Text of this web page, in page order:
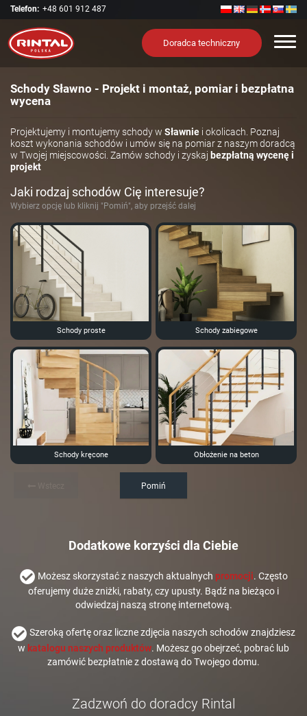
Telefon: +48 601 912 487
Doradca techniczny
Schody Sławno - Projekt i montaż, pomiar i bezpłatna
wycena
Projektujemy i montujemy schody w Sławnie i okolicach. Poznaj
koszt wykonania schodów i umów się na pomiar z naszym doradcą
w Twojej miejscowości. Zamów schody i zyskaj bezpłatną wycenę i
projekt
Jaki rodzaj schodów Cię interesuje?
Wybierz opcję lub kliknij "Pomiń", aby przejść dalej
Schody proste Schody zabiegowe
Schody kręcone Obłożenie na beton
Pomiń
Dodatkowe korzyści dla Ciebie
Możesz skorzystać z naszych aktualnych promocji. Często
oferujemy duże zniżki, rabaty, czy upusty. Bądź na bieżąco i
odwiedzaj naszą stronę internetową.
Szeroką ofertę oraz liczne zdjęcia naszych schodów znajdziesz
w katalogu naszych produktów. Możesz go obejrzeć, pobrać lub
zamówić bezpłatnie z dostawą do Twojego domu.
Zadzwoń do doradcy Rintal